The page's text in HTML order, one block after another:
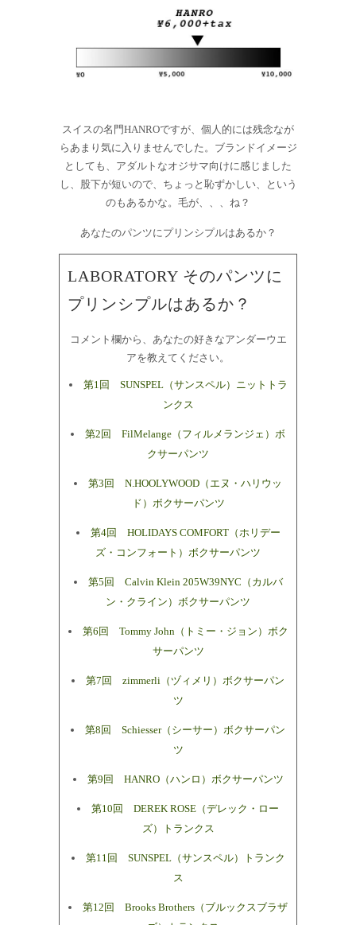
スイスの名門HANROですが、個人的には残念なが
らあまり気に入りませんでした。ブランドイメージ
としても、アダルトなオジサマ向けに感じました
し、股下が短いので、ちょっと恥ずかしい、という
のもあるかな。毛が、、、ね？
あなたのパンツにプリンシプルはあるか？
LABORATORY そのパンツに
プリンシプルはあるか？
コメント欄から、あなたの好きなアンダーウエ
アを教えてください。
第1回 SUNSPEL（サンスペル）ニットトラ
ンクス
第2回 FilMelange（フィルメランジェ）ボ
クサーパンツ
第3回 N.HOOLYWOOD（エヌ・ハリウッ
ド）ボクサーパンツ
第4回 HOLIDAYS COMFORT（ホリデー
ズ・コンフォート）ボクサーパンツ
第5回 Calvin Klein 205W39NYC（カルバ
ン・クライン）ボクサーパンツ
第6回 Tommy John（トミー・ジョン）ボク
サーパンツ
第7回 zimmerli（ヅィメリ）ボクサーパン
ツ
第8回 Schiesser（シーサー）ボクサーパン
ツ
第9回 HANRO（ハンロ）ボクサーパンツ
第10回 DEREK ROSE（デレック・ロー
ズ）トランクス
第11回 SUNSPEL（サンスペル）トランク
ス
第12回 Brooks Brothers（ブルックスブラザ